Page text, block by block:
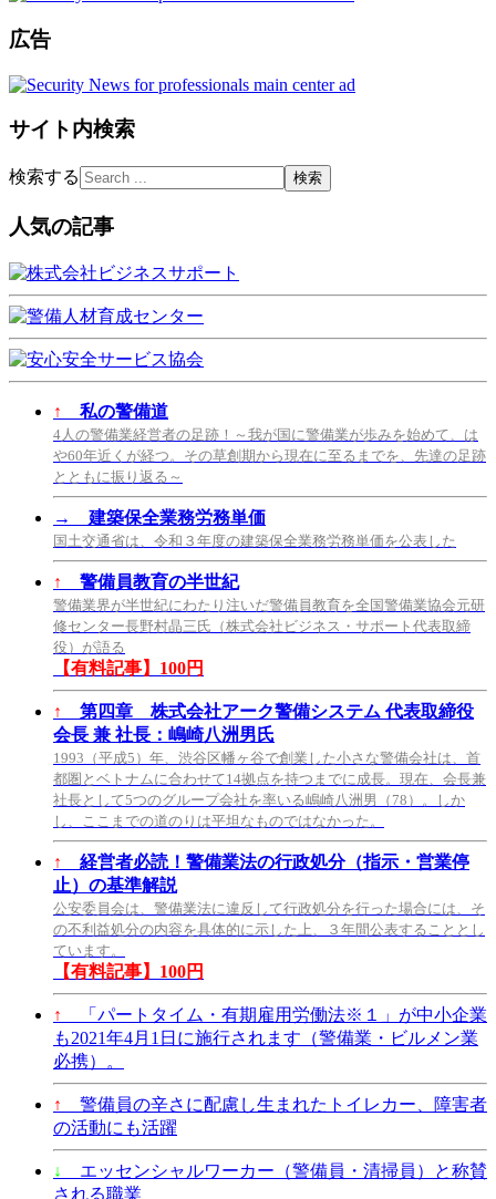
広告
サイト内検索
検索する
人気の記事
↑ 私の警備道
4人の警備業経営者の足跡！～我が国に警備業が歩みを始めて、は
や60年近くが経つ。その草創期から現在に至るまでを、先達の足跡
とともに振り返る～
→ 建築保全業務労務単価
国土交通省は、令和３年度の建築保全業務労務単価を公表した
↑ 警備員教育の半世紀
警備業界が半世紀にわたり注いだ警備員教育を全国警備業協会元研
修センター長野村晶三氏（株式会社ビジネス・サポート代表取締
役）が語る
【有料記事】100円
↑
第四章 株式会社アーク警備システム 代表取締役
会長 兼 社長：嶋崎八洲男氏
1993（平成5）年、渋谷区幡ヶ谷で創業した小さな警備会社は、首
都圏とベトナムに合わせて14拠点を持つまでに成長。現在、会長兼
社長として5つのグループ会社を率いる嶋崎八洲男（78）。しか
し、ここまでの道のりは平坦なものではなかった。
↑
経営者必読！警備業法の行政処分（指示・営業停
止）の基準解説
公安委員会は、警備業法に違反して行政処分を行った場合には、そ
の不利益処分の内容を具体的に示した上、３年間公表することとし
ています。
【有料記事】100円
↑
「パートタイム・有期雇用労働法※１」が中小企業
も2021年4月1日に施行されます（警備業・ビルメン業
必携）。
↑
警備員の辛さに配慮し生まれたトイレカー、障害者
の活動にも活躍
↓
エッセンシャルワーカー（警備員・清掃員）と称賛
される職業